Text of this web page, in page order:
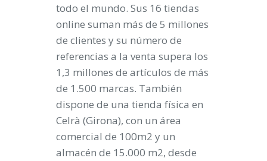
todo el mundo. Sus 16 tiendas
online suman más de 5 millones
de clientes y su número de
referencias a la venta supera los
1,3 millones de artículos de más
de 1.500 marcas. También
dispone de una tienda física en
Celrà (Girona), con un área
comercial de 100m2 y un
almacén de 15.000 m2, desde